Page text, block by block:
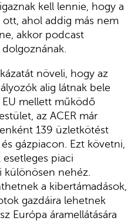
kell lennie, hogy a
ahol addig más nem
akkor podcast
növeli, hogy az
alig látnak bele
EU mellett működő
az ACER már
139 üzletkötést
gázpiacon. Ezt követni,
piaci
nehéz.
a kibertámadások,
gazdáira lehetnek
Európa áramellátására